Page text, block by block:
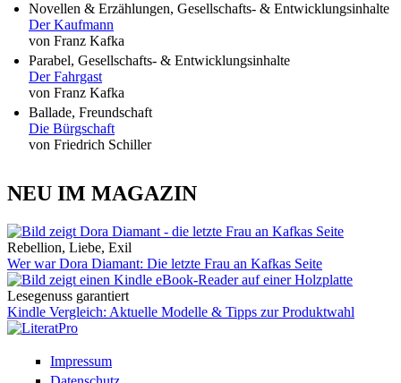
Novellen & Erzählungen, Gesellschafts- & Entwicklungsinhalte
Der Kaufmann
von Franz Kafka
Parabel, Gesellschafts- & Entwicklungsinhalte
Der Fahrgast
von Franz Kafka
Ballade, Freundschaft
Die Bürgschaft
von Friedrich Schiller
NEU IM MAGAZIN
Rebellion, Liebe, Exil
Wer war Dora Diamant: Die letzte Frau an Kafkas Seite
Lesegenuss garantiert
Kindle Vergleich: Aktuelle Modelle & Tipps zur Produktwahl
Impressum